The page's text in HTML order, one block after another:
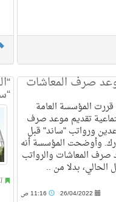
صرف المعاشات
قررت المؤسسة العامة
تقديم موعد صرف
ورواتب "ساند" قبل
وأوضحت المؤسسة أنه
صرف المعاشات والرواتب
26/04/2022